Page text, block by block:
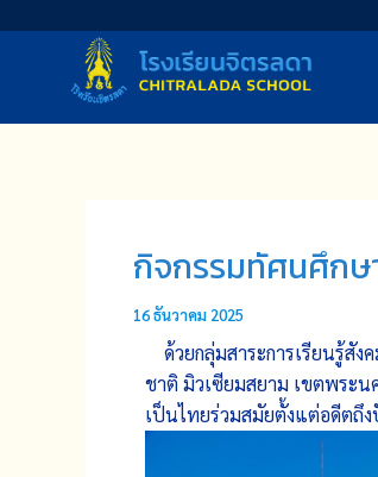
กิจกรรมทัศนศึกษ
16 ธันวาคม 2025
ด้วยกลุ่มสาระการเรียนรู้สั
ชาติ มิวเซียมสยาม เขตพระน
เป็นไทยร่วมสมัยตั้งแต่อดีตถึ